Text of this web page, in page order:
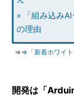
» 「組み込み
の理由
⇒⇒「新着ホワイト
開発は「